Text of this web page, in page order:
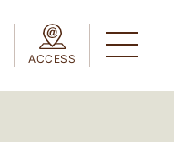
ACCESS